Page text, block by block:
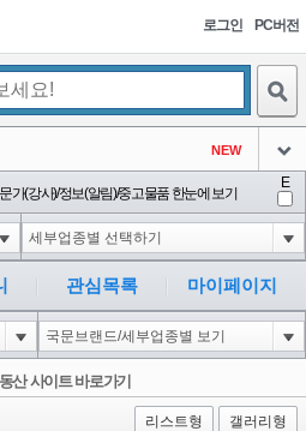
로그인 PC버전
NEW
아이콘
아이콘
아이콘
-16
아이콘
0
가(강사)/정보(알림)/중고물품 한눈에 보기
E
관심목록 마이페이지
산 사이트 바로가기
리스트형 갤러리형